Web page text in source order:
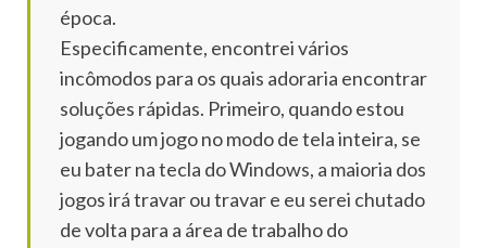
época.
Especificamente, encontrei vários
incômodos para os quais adoraria encontrar
soluções rápidas. Primeiro, quando estou
jogando um jogo no modo de tela inteira, se
eu bater na tecla do Windows, a maioria dos
jogos irá travar ou travar e eu serei chutado
de volta para a área de trabalho do